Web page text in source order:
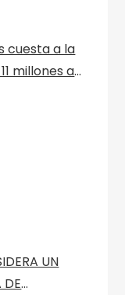
cuesta a la
millones al
UN
DE